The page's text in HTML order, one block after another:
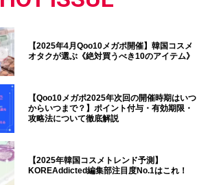
【2025年4月Qoo10メガポ開催】韓国コスメ
オタクが選ぶ《絶対買うべき10のアイテム》
【Qoo10メガポ2025年次回の開催時期はいつ
からいつまで？】ポイント付与・有効期限・
攻略法について徹底解説
【2025年韓国コスメトレンド予測】
KOREAddicted編集部注目度No.1はこれ！